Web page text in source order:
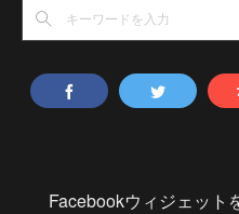
Facebookウィジェット